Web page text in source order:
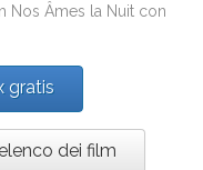
Nos Âmes la Nuit con
gratis
dei film